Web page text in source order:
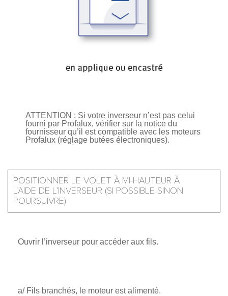
ATTENTION : Si votre inverseur n’est pas celui
fourni par Profalux, vérifier sur la notice du
fournisseur qu’il est compatible avec les moteurs
Profalux (réglage butées électroniques).
POSITIONNER LE VOLET À MI-HAUTEUR À
L’AIDE DE L’INVERSEUR (SI POSSIBLE SINON
POURSUIVRE)
Ouvrir l’inverseur pour accéder aux fils.
a/ Fils branchés, le moteur est alimenté.